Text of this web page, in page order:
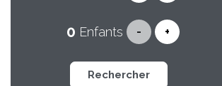
Enfants - +
Rechercher